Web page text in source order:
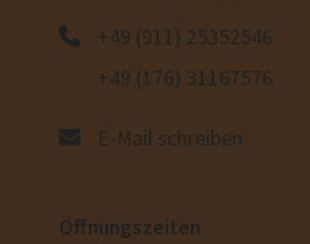
+49 (911) 25352546
+49 (176) 31167576
E-Mail schreiben
Öffnungszeiten